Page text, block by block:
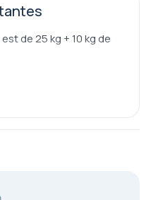
de 25 kg + 10 kg de